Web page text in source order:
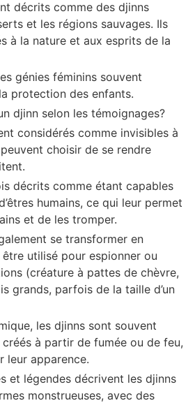
décrits comme des djinns
et les régions sauvages. Ils
à la nature et aux esprits de la
génies féminins souvent
protection des enfants.
djinn selon les témoignages?
considérés comme invisibles à
choisir de se rendre
décrits comme étant capables
humains, ce qui leur permet
et de les tromper.
se transformer en
utilisé pour espionner ou
(créature à pattes de chèvre,
grands, parfois de la taille d’un
les djinns sont souvent
à partir de fumée ou de feu,
leur apparence.
et légendes décrivent les djinns
monstrueuses, avec des